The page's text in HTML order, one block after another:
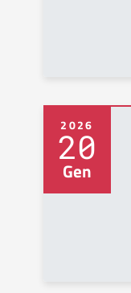
2026
20
Gen